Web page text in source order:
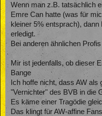
Wenn man z.B. tatsächlich
Emre Can hatte (was für
kleiner 5% entsprach),
erledigt.
Bei anderen ähnlichen
Mir ist jedenfalls, ob dieser
Bange
Ich hoffe nicht, dass AW als
"Vernichter" des BVB in die
Es käme einer Tragödie
Das klingt für AW-affine